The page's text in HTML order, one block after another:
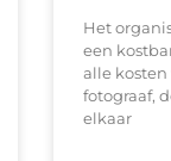
Het
een
alle kosten
fotograaf,
elkaar